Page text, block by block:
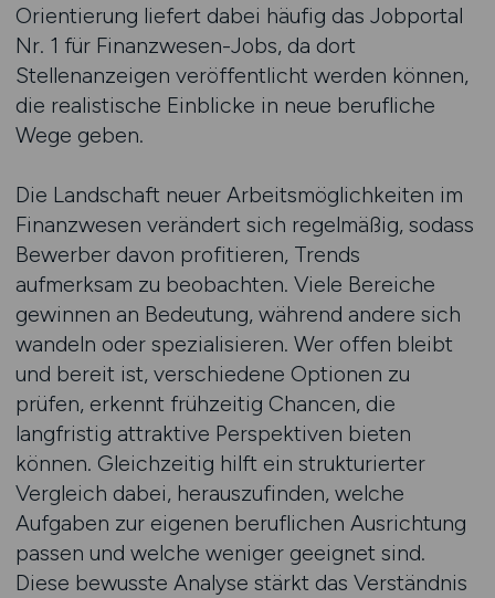
Orientierung liefert dabei häufig das Jobportal
Nr. 1 für Finanzwesen-Jobs, da dort
Stellenanzeigen veröffentlicht werden können,
die realistische Einblicke in neue berufliche
Wege geben.
Die Landschaft neuer Arbeitsmöglichkeiten im
Finanzwesen verändert sich regelmäßig, sodass
Bewerber davon profitieren, Trends
aufmerksam zu beobachten. Viele Bereiche
gewinnen an Bedeutung, während andere sich
wandeln oder spezialisieren. Wer offen bleibt
und bereit ist, verschiedene Optionen zu
prüfen, erkennt frühzeitig Chancen, die
langfristig attraktive Perspektiven bieten
können. Gleichzeitig hilft ein strukturierter
Vergleich dabei, herauszufinden, welche
Aufgaben zur eigenen beruflichen Ausrichtung
passen und welche weniger geeignet sind.
Diese bewusste Analyse stärkt das Verständnis